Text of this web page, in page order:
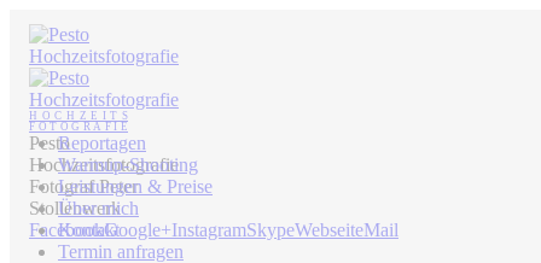
Pesto
Hochzeitsfotografie
Fotograf Peter
Stollenwerk
FacebookGoogle+InstagramSkypeWebseiteMail
Reportagen
Warmup-Shooting
Leistungen & Preise
Über mich
Kontakt
Termin anfragen